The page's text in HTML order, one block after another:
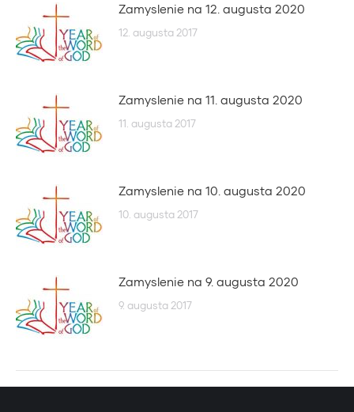
Zamyslenie na 12. augusta 2020
12. augusta 2017
Zamyslenie na 11. augusta 2020
11. augusta 2017
Zamyslenie na 10. augusta 2020
10. augusta 2017
Zamyslenie na 9. augusta 2020
9. augusta 2017